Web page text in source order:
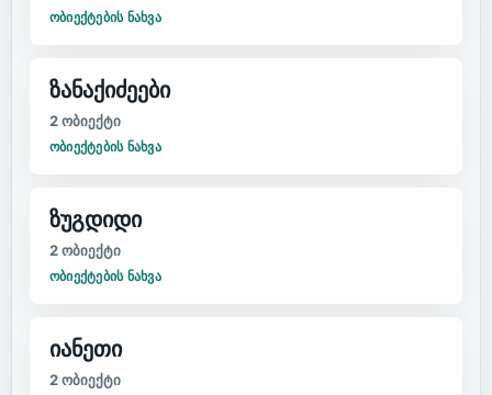
ᲝᲑᲘᲔᲥᲢᲔᲑᲘᲡ ᲜᲐᲮᲕᲐ
ზანაქიძეები
2ობიექტი
ᲝᲑᲘᲔᲥᲢᲔᲑᲘᲡ ᲜᲐᲮᲕᲐ
ზუგდიდი
2ობიექტი
ᲝᲑᲘᲔᲥᲢᲔᲑᲘᲡ ᲜᲐᲮᲕᲐ
იანეთი
2ობიექტი